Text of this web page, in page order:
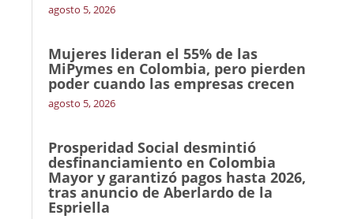
agosto 5, 2026
Mujeres lideran el 55% de las
MiPymes en Colombia, pero pierden
poder cuando las empresas crecen
agosto 5, 2026
Prosperidad Social desmintió
desfinanciamiento en Colombia
Mayor y garantizó pagos hasta 2026,
tras anuncio de Aberlardo de la
Espriella